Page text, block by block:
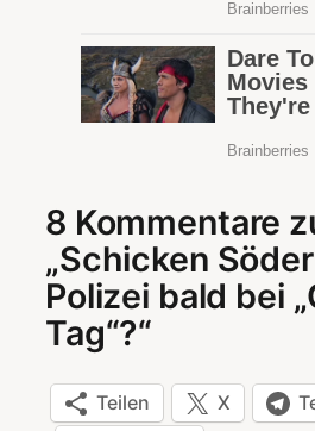
8 Kommentare
„Schicken
Polizei bald bei
Tag“?“
Teilen X